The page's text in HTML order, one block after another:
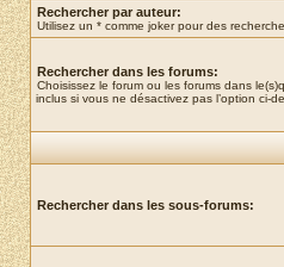
Rechercher par auteur:
Utilisez un * comme joker pour des
Rechercher dans les forums:
Choisissez le forum ou les forums dans
inclus si vous ne désactivez pas l’option ci-
Rechercher dans les sous-forums: